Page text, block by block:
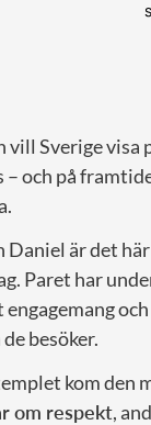
vill Sverige visa
– och på
Daniel är det
Paret har
besöker.
kom den
om respekt,